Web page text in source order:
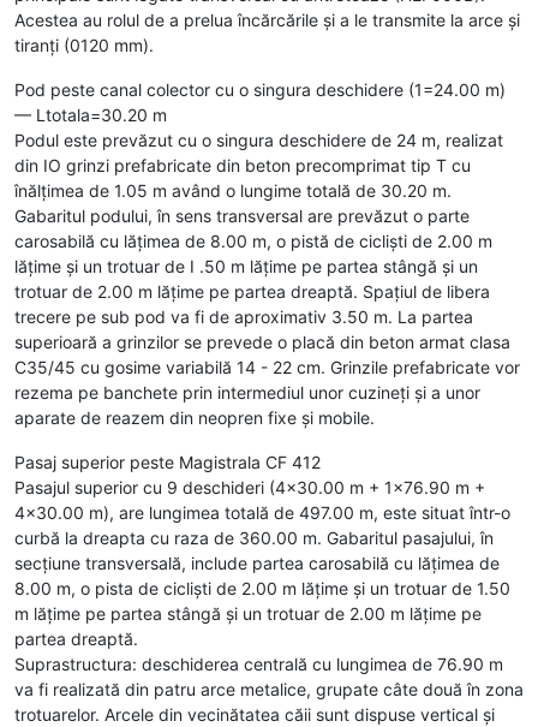
Acestea au rolul de a prelua încărcările și a le transmite la arce și
tiranți (0120 mm).
Pod peste canal colector cu o singura deschidere (1=24.00 m)
— Ltotala=30.20 m
Podul este prevăzut cu o singura deschidere de 24 m, realizat
din IO grinzi prefabricate din beton precomprimat tip T cu
înălțimea de 1.05 m având o lungime totală de 30.20 m.
Gabaritul podului, în sens transversal are prevăzut o parte
carosabilă cu lățimea de 8.00 m, o pistă de cicliști de 2.00 m
lățime și un trotuar de I .50 m lățime pe partea stângă și un
trotuar de 2.00 m lățime pe partea dreaptă. Spațiul de libera
trecere pe sub pod va fi de aproximativ 3.50 m. La partea
superioară a grinzilor se prevede o placă din beton armat clasa
C35/45 cu gosime variabilă 14 - 22 cm. Grinzile prefabricate vor
rezema pe banchete prin intermediul unor cuzineți și a unor
aparate de reazem din neopren fixe și mobile.
Pasaj superior peste Magistrala CF 412
Pasajul superior cu 9 deschideri (4x30.00 m + 1x76.90 m +
4x30.00 m), are lungimea totală de 497.00 m, este situat într-o
curbă la dreapta cu raza de 360.00 m. Gabaritul pasajului, în
secțiune transversală, include partea carosabilă cu lățimea de
8.00 m, o pista de cicliști de 2.00 m lățime și un trotuar de 1.50
m lățime pe partea stângă și un trotuar de 2.00 m lățime pe
partea dreaptă.
Suprastructura: deschiderea centrală cu lungimea de 76.90 m
va fi realizată din patru arce metalice, grupate câte două în zona
trotuarelor. Arcele din vecinătatea căii sunt dispuse vertical și